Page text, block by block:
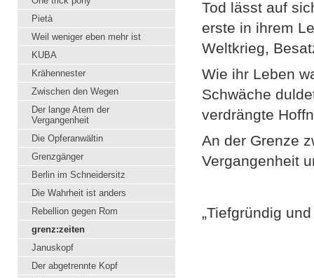
Pietà
Weil weniger eben mehr ist
KUBA
Krähennester
Zwischen den Wegen
Der lange Atem der
Vergangenheit
Die Opferanwältin
Grenzgänger
Berlin im Schneidersitz
Die Wahrheit ist anders
Rebellion gegen Rom
grenz:zeiten
Januskopf
Der abgetrennte Kopf
Tod lässt auf
erste in ihrem
Weltkrieg,
Wie ihr Leben
Schwäche
verdrängte
An der Grenze
Vergangenheit
„Tiefgründig